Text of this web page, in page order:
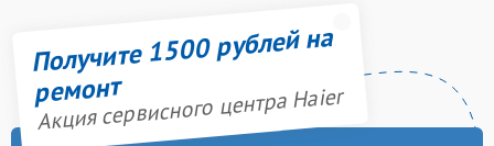
Получите 1500 рублей на
ремонт
Акция сервисного центра Haier